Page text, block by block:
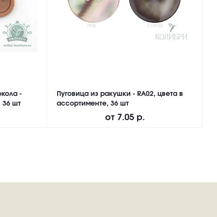
-
36 шт
Пуговица из ракушки - RA02, цвета в
ассортименте, 36 шт
от 7.05 р.